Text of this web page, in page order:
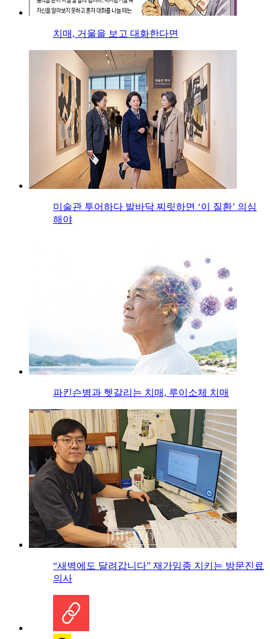
치매, 거울을 보고 대화한다면
미술관 투어하다 발바닥 찌릿하면 ‘이 질환’ 의심
해야
파킨슨병과 헷갈리는 치매, 루이소체 치매
“새벽에도 달려갑니다” 재가임종 지키는 방문진료
의사